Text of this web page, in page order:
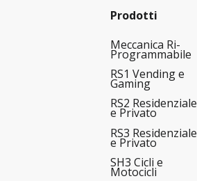
Prodotti
Meccanica Ri-
Programmabile
RS1 Vending e
Gaming
RS2 Residenziale
e Privato
RS3 Residenziale
e Privato
SH3 Cicli e
Motocicli